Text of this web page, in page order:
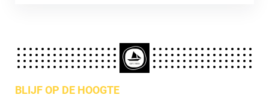
BLIJF OP DE HOOGTE